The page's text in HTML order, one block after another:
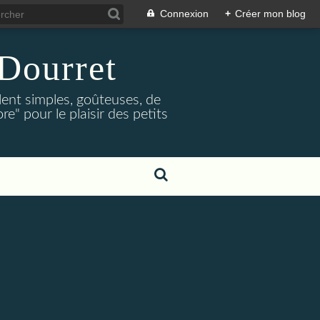
Connexion + Créer mon blog
simples, goûteuses, de
pour le plaisir des petits